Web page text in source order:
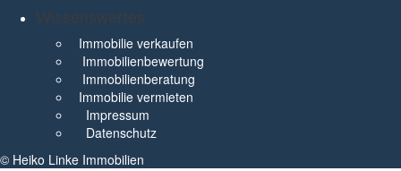
Wissenswertes
Immobilie verkaufen
Immobilienbewertung
Immobilienberatung
Immobilie vermieten
Impressum
Datenschutz
© Heiko Linke Immobilien